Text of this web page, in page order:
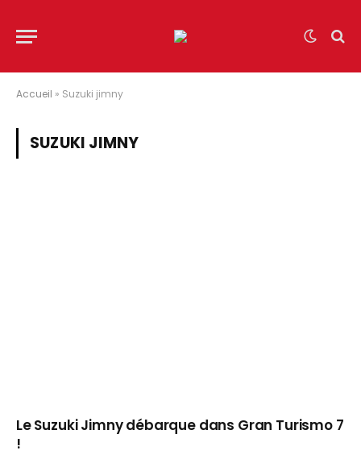
Accueil » Suzuki jimny
SUZUKI JIMNY
Le Suzuki Jimny débarque dans Gran Turismo 7
!